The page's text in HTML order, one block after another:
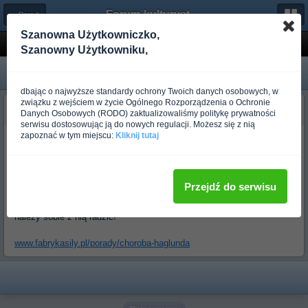
← Porady Forum-kulturystyka.pl
Choroba Haglunda
Fabryka Siły
Ponad rok temu
W niniejszym artykule przyjrzymy się pięcie Haglunda, patologii, która
mylona z innymi przypadłościami ze względu na bardzo popularny
obraz kliniczny chorego. Dowiedz się, czym jest pięta Haglunda i jak
należy sobie z nią radzić!
www.fabrykasily.pl/porady/choroba-haglunda
Szanowna Użytkowniczko,
Szanowny Użytkowniku,
dbając o najwyższe standardy ochrony Twoich danych osobowych, w
związku z wejściem w życie Ogólnego Rozporządzenia o Ochronie
Danych Osobowych (RODO) zaktualizowaliśmy politykę prywatności
serwisu dostosowując ją do nowych regulacji. Możesz się z nią
zapoznać w tym miejscu: Kliknij tutaj
Przejdź do serwisu